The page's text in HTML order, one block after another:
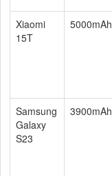
Xiaomi
15T
5000mAh
Samsung
Galaxy
S23
3900mAh